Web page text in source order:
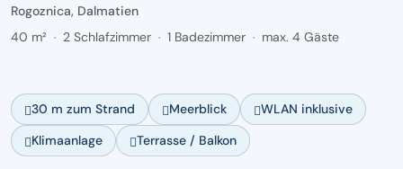
Rogoznica, Dalmatien
40 m² · 2 Schlafzimmer · 1 Badezimmer · max. 4 Gäste
30 m zum Strand Meerblick
WLAN inklusive
Klimaanlage
Terrasse / Balkon